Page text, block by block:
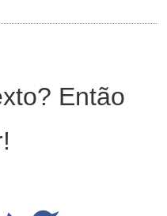
Então